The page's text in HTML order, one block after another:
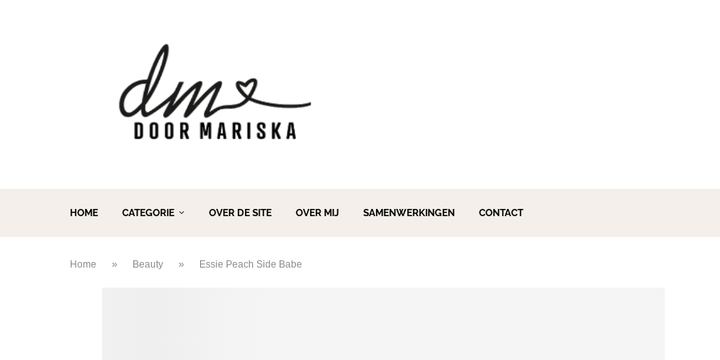
HOME CATEGORIE OVER DE SITE OVER MIJ SAMENWERKINGEN CONTACT
Home » Beauty » Essie Peach Side Babe